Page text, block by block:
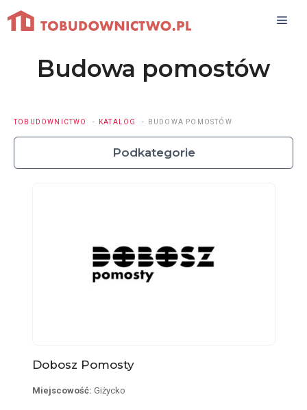
Przejdź
do
Budowa pomostów
TOBUDOWNICTWO KATALOG BUDOWA POMOSTÓW
Podkategorie
Dobosz Pomosty
Miejscowość: Giżycko